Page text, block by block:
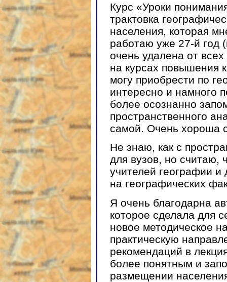
Курс «Уроки
трактовка
населения, которая
работаю уже 27-й год
очень удалена от
на курсах повышения
могу приобрести по
интересно и намного
более осознанно
пространственного
самой. Очень хороша
Не знаю, как с
для вузов, но считаю,
учителей географии
на географических
Я очень благодарна
которое сделала для
новое методическое
практическую
рекомендаций в
более понятным и
размещении